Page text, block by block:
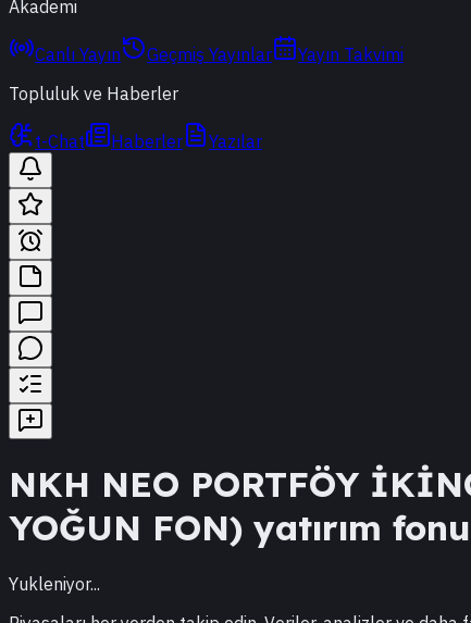
Akademi
Canlı Yayın Geçmiş Yayınlar
Yayın Takvimi
Topluluk ve Haberler
t-Chat Haberler Yazılar
NKH NEO PORTFÖY
YOĞUN FON) yatırım
Yukleniyor...